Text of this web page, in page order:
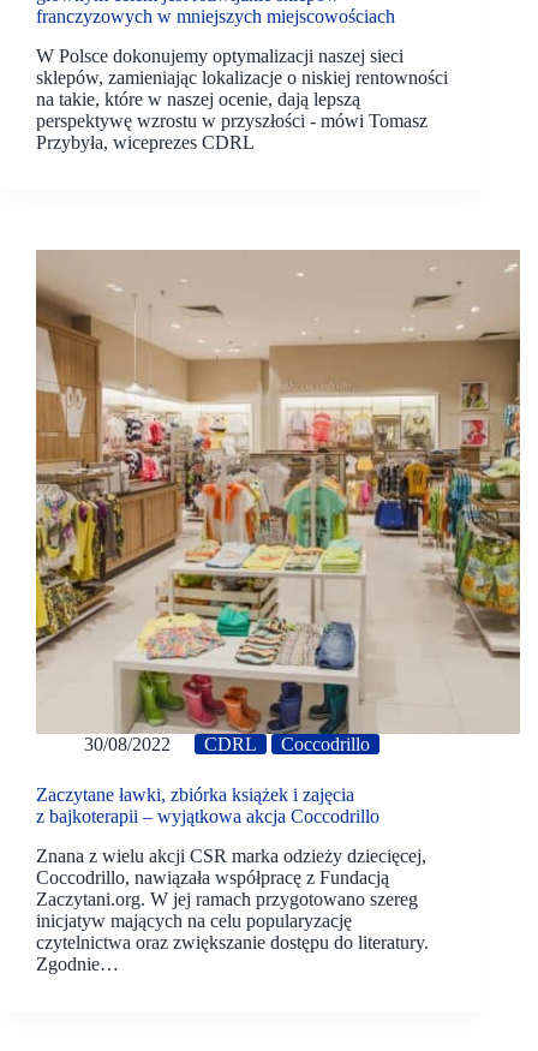
franczyzowych w mniejszych miejscowościach
W Polsce dokonujemy optymalizacji naszej sieci
sklepów, zamieniając lokalizacje o niskiej rentowności
na takie, które w naszej ocenie, dają lepszą
perspektywę wzrostu w przyszłości - mówi Tomasz
Przybyła, wiceprezes CDRL
30/08/2022 CDRL Coccodrillo
Zaczytane ławki, zbiórka książek i zajęcia
z bajkoterapii – wyjątkowa akcja Coccodrillo
Znana z wielu akcji CSR marka odzieży dziecięcej,
Coccodrillo, nawiązała współpracę z Fundacją
Zaczytani.org. W jej ramach przygotowano szereg
inicjatyw mających na celu popularyzację
czytelnictwa oraz zwiększanie dostępu do literatury.
Zgodnie…